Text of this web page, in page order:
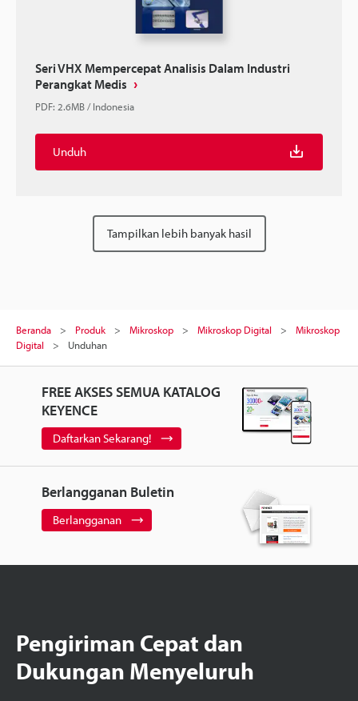
Seri VHX Mempercepat Analisis Dalam Industri
Perangkat Medis
PDF: 2.6MB/Indonesia
Unduh
Tampilkan lebih banyak hasil
Beranda Produk Mikroskop Mikroskop Digital
Mikroskop
Digital
Unduhan
FREE AKSES SEMUA KATALOG
KEYENCE
Daftarkan Sekarang!
Berlangganan Buletin
Berlangganan
Pengiriman Cepat dan
Dukungan Menyeluruh